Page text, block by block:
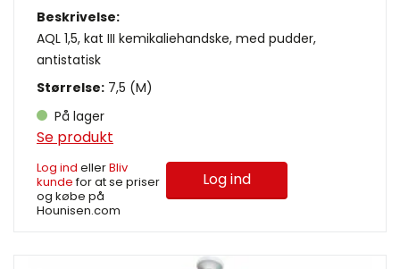
Beskrivelse:
AQL 1,5, kat III kemikaliehandske, med pudder,
antistatisk
Størrelse: 7,5 (M)
På lager
Se produkt
Log ind ellerBliv
kundefor at se priser
og købe på
Hounisen.com
Log ind